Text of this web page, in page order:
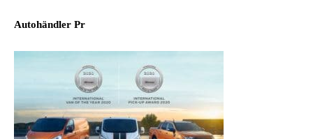
Autohändler Pr